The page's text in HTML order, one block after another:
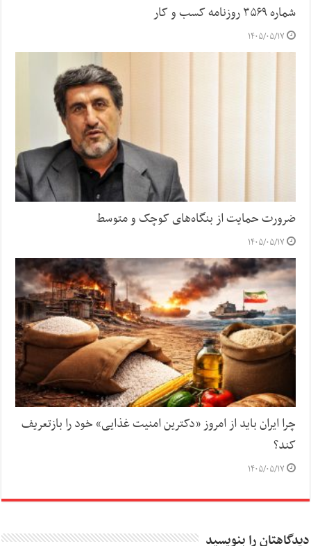
شماره ۳۵۶۹ روزنامه کسب و کار
۱۴۰۵/۰۵/۱۷
ضرورت حمایت از بنگاه‌های کوچک و متوسط
۱۴۰۵/۰۵/۱۷
چرا ایران باید از امروز «دکترین امنیت غذایی» خود را بازتعریف
کند؟
۱۴۰۵/۰۵/۱۷
دیدگاهتان را بنویسید